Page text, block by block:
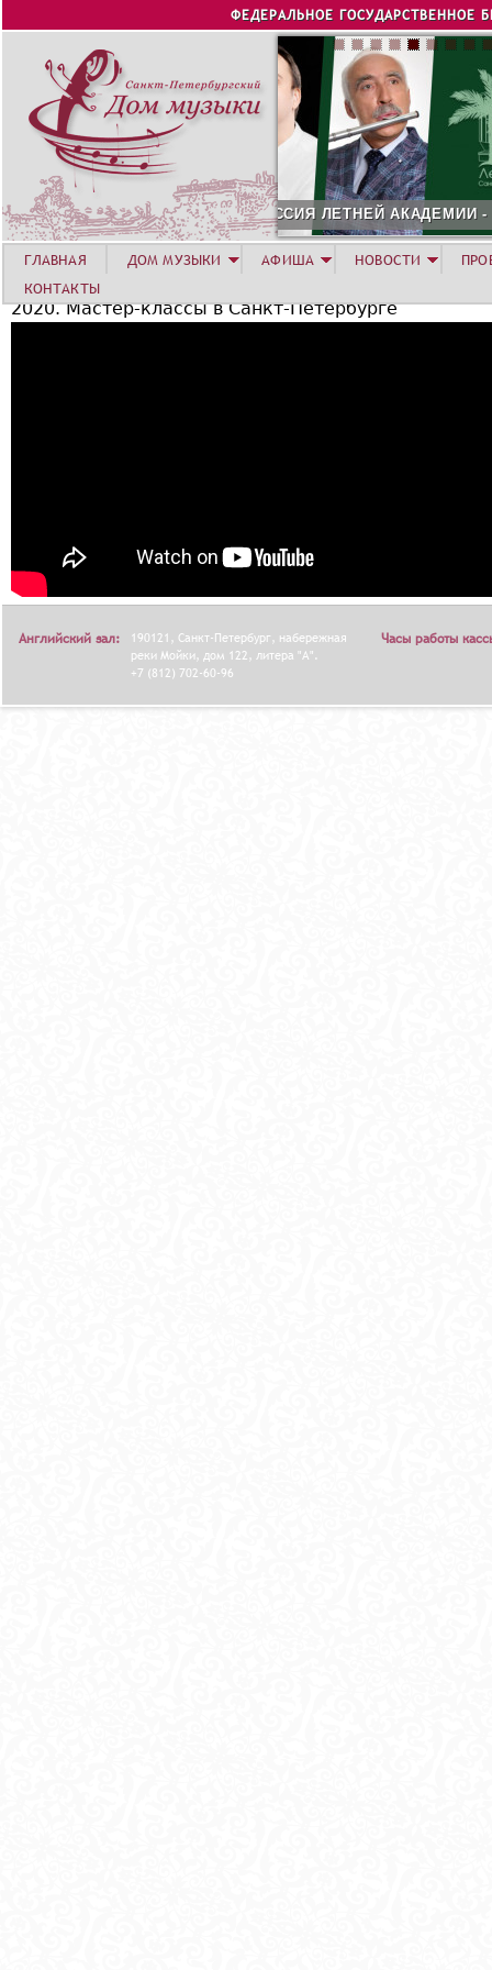
Jump to navigation
ФЕДЕРАЛЬНОЕ ГОСУДАРСТВЕННОЕ
АКАДЕМИИ - 2026. СОЧИ 16 - 29 АВГУСТА. III
2020. Мастер-классы в Санкт-Петербурге
ГЛАВНАЯ ДОМ МУЗЫКИ АФИША НОВОСТИ
КОНТАКТЫ
Английский зал:
190121, Санкт-Петербург, набережная
реки Мойки, дом 122, литера "А".
+7 (812) 702-60-96
Часы работы